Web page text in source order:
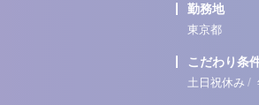
勤務地
東京都
こだわり条
土日祝休み /